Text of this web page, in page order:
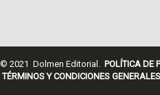
© 2021 Dolmen Editorial. POLÍTICA DE
TÉRMINOS Y CONDICIONES